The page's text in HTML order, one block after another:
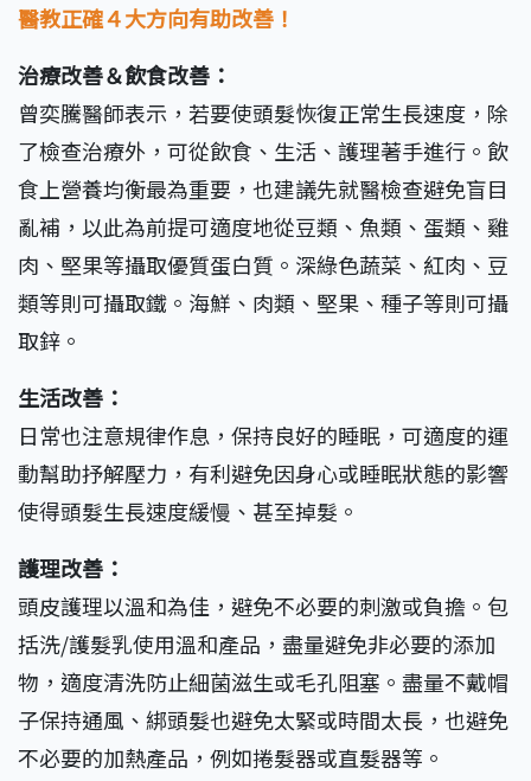
醫教正確４大方向有助改善！
治療改善＆飲食改善：
曾奕騰醫師表示，若要使頭髮恢復正常生長速度，除
了檢查治療外，可從飲食、生活、護理著手進行。飲
食上營養均衡最為重要，也建議先就醫檢查避免盲目
亂補，以此為前提可適度地從豆類、魚類、蛋類、雞
肉、堅果等攝取優質蛋白質。深綠色蔬菜、紅肉、豆
類等則可攝取鐵。海鮮、肉類、堅果、種子等則可攝
取鋅。
生活改善：
日常也注意規律作息，保持良好的睡眠，可適度的運
動幫助抒解壓力，有利避免因身心或睡眠狀態的影響
使得頭髮生長速度緩慢、甚至掉髮。
護理改善：
頭皮護理以溫和為佳，避免不必要的刺激或負擔。包
括洗/護髮乳使用溫和產品，盡量避免非必要的添加
物，適度清洗防止細菌滋生或毛孔阻塞。盡量不戴帽
子保持通風、綁頭髮也避免太緊或時間太長，也避免
不必要的加熱產品，例如捲髮器或直髮器等。